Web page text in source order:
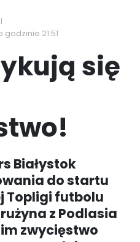
godzinie 21:51
się
Białystok
do startu
Topligi futbolu
z Podlasia
zwycięstwo